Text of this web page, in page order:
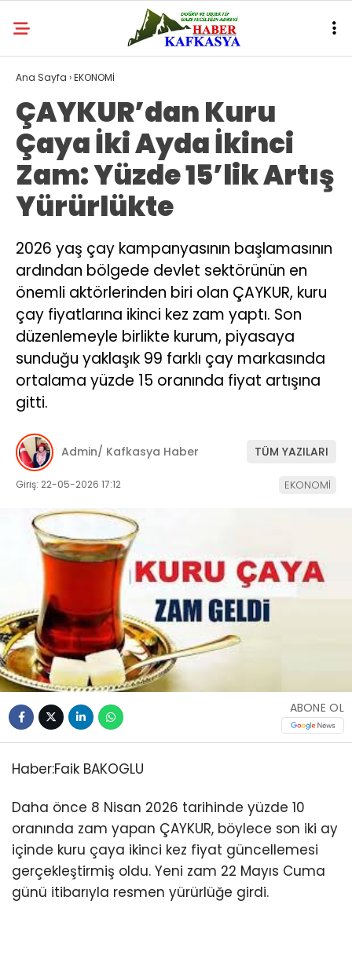
Ana Sayfa ›EKONOMİ
ÇAYKUR’dan Kuru
Çaya İki Ayda İkinci
Zam: Yüzde 15’lik Artış
Yürürlükte
2026 yaş çay kampanyasının başlamasının
ardından bölgede devlet sektörünün en
önemli aktörlerinden biri olan ÇAYKUR, kuru
çay fiyatlarına ikinci kez zam yaptı. Son
düzenlemeyle birlikte kurum, piyasaya
sunduğu yaklaşık 99 farklı çay markasında
ortalama yüzde 15 oranında fiyat artışına
gitti.
Admin/ Kafkasya Haber TÜM YAZILARI
Giriş: 22-05-2026 17:12 EKONOMİ
ABONE OL
Haber:Faik BAKOGLU
Daha önce 8 Nisan 2026 tarihinde yüzde 10
oranında zam yapan ÇAYKUR, böylece son iki ay
içinde kuru çaya ikinci kez fiyat güncellemesi
gerçekleştirmiş oldu. Yeni zam 22 Mayıs Cuma
günü itibarıyla resmen yürürlüğe girdi.